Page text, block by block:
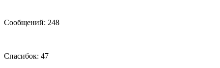
Сообщений: 248
Спасибок: 47